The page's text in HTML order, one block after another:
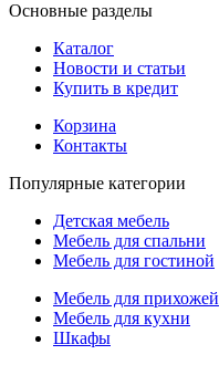
Основные разделы
Каталог
Новости и статьи
Купить в кредит
Корзина
Контакты
Популярные категории
Детская мебель
Мебель для спальни
Мебель для гостиной
Мебель для прихожей
Мебель для кухни
Шкафы